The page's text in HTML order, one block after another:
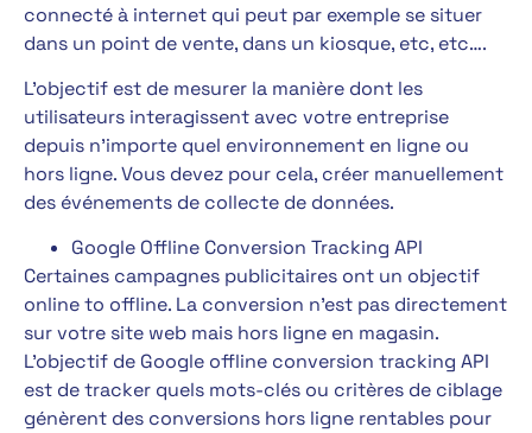
connecté à internet qui peut par exemple se situer
dans un point de vente, dans un kiosque, etc, etc….
L’objectif est de mesurer la manière dont les
utilisateurs interagissent avec votre entreprise
depuis n’importe quel environnement en ligne ou
hors ligne. Vous devez pour cela, créer manuellement
des événements de collecte de données.
Google Offline Conversion Tracking API
Certaines campagnes publicitaires ont un objectif
online to offline. La conversion n’est pas directement
sur votre site web mais hors ligne en magasin.
L’objectif de Google offline conversion tracking API
est de tracker quels mots-clés ou critères de ciblage
génèrent des conversions hors ligne rentables pour